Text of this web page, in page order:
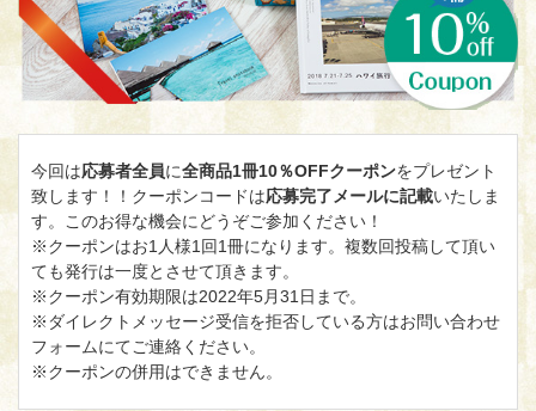
今回は応募者全員に全商品1冊10％OFFクーポンをプレゼント
致します！！クーポンコードは応募完了メールに記載いたしま
す。このお得な機会にどうぞご参加ください！
※クーポンはお1人様1回1冊になります。複数回投稿して頂い
ても発行は一度とさせて頂きます。
※クーポン有効期限は2022年5月31日まで。
※ダイレクトメッセージ受信を拒否している方はお問い合わせ
フォームにてご連絡ください。
※クーポンの併用はできません。